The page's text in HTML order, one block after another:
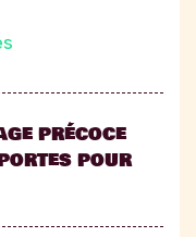
le primaire